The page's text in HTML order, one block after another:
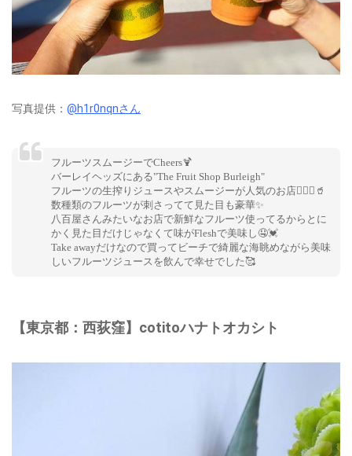
写真提供： @h1r0nqnさん
フルーツスムージーでCheers🍹
バーレイヘッズにある"The Fruit Shop Burleigh"
フルーツの生搾りジュースやスムージーが人気のお店💁🏽‍♀️🥤
数種類のフルーツが刺さってて見た目も豪華✨
八百屋さんみたいなお店で新鮮なフルーツ使ってるからとに
かく見た目だけじゃなくて味がFleshで美味し🤤💓
Take awayだけなので買ってビーチで綺麗な海眺めながら美味
しいフルーツジュースを飲んで幸せでした🥰
【東京都：西荻窪】cotitoハナトオカシト